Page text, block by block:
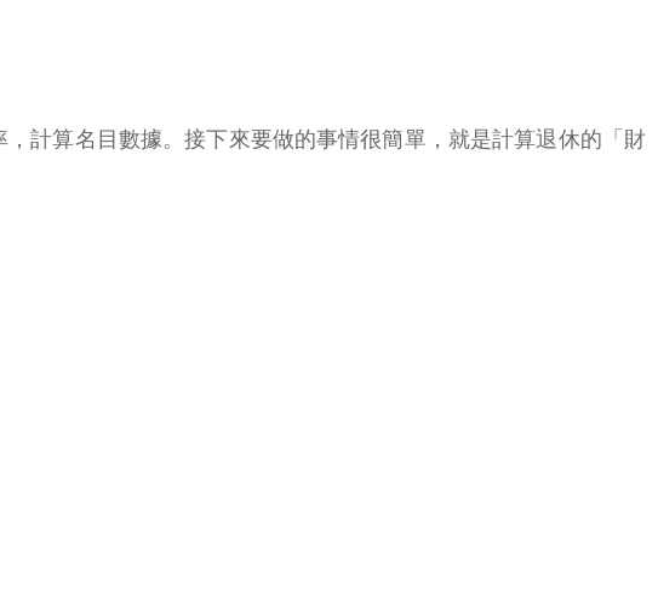
計算名目數據。接下來要做的事情很簡單，就是計算退休的「財